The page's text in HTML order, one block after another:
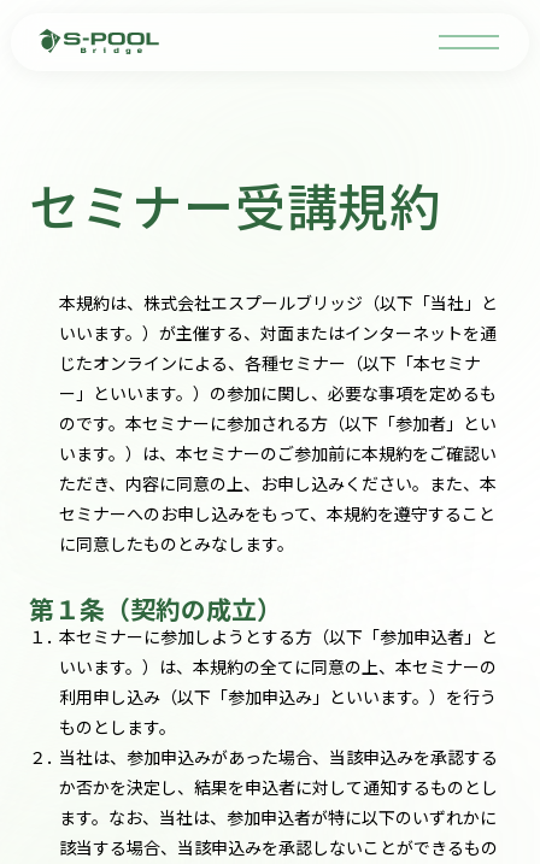
セミナー受講規約
本規約は、株式会社エスプールブリッジ（以下「当社」と
いいます。）が主催する、対面またはインターネットを通
じたオンラインによる、各種セミナー（以下「本セミナ
ー」といいます。）の参加に関し、必要な事項を定めるも
のです。本セミナーに参加される方（以下「参加者」とい
います。）は、本セミナーのご参加前に本規約をご確認い
ただき、内容に同意の上、お申し込みください。また、本
セミナーへのお申し込みをもって、本規約を遵守すること
に同意したものとみなします。
第１条（契約の成立）
１．本セミナーに参加しようとする方（以下「参加申込者」と
いいます。）は、本規約の全てに同意の上、本セミナーの
利用申し込み（以下「参加申込み」といいます。）を行う
ものとします。
２．当社は、参加申込みがあった場合、当該申込みを承認する
か否かを決定し、結果を申込者に対して通知するものとし
ます。なお、当社は、参加申込者が特に以下のいずれかに
該当する場合、当該申込みを承認しないことができるもの